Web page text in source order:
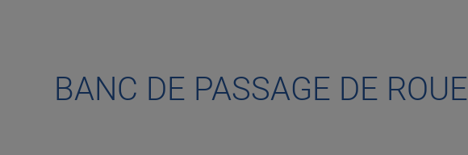
BANC DE PASSAGE DE ROUE